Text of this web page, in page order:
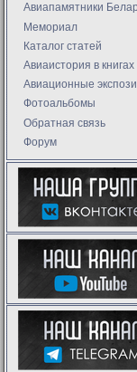
Авиапамятники
Мемориал
Каталог статей
Авиаистория в книгах
Авиационные
Фотоальбомы
Обратная связь
Форум